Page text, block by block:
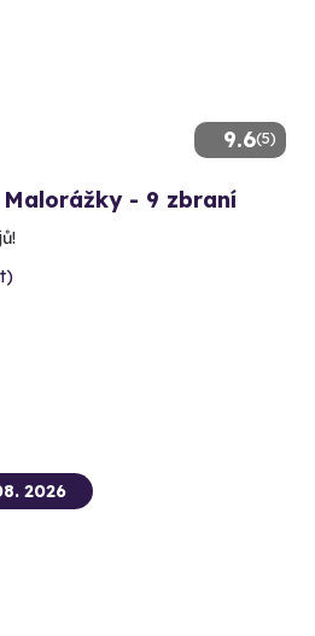
9.6(5)
- 9 zbraní
2026